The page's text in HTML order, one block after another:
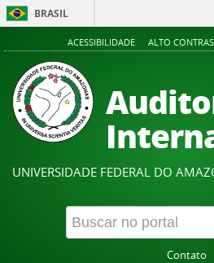
BRASIL
ACESSIBILIDADE ALTO
UNIVERSIDADE FEDERAL DO
Contato